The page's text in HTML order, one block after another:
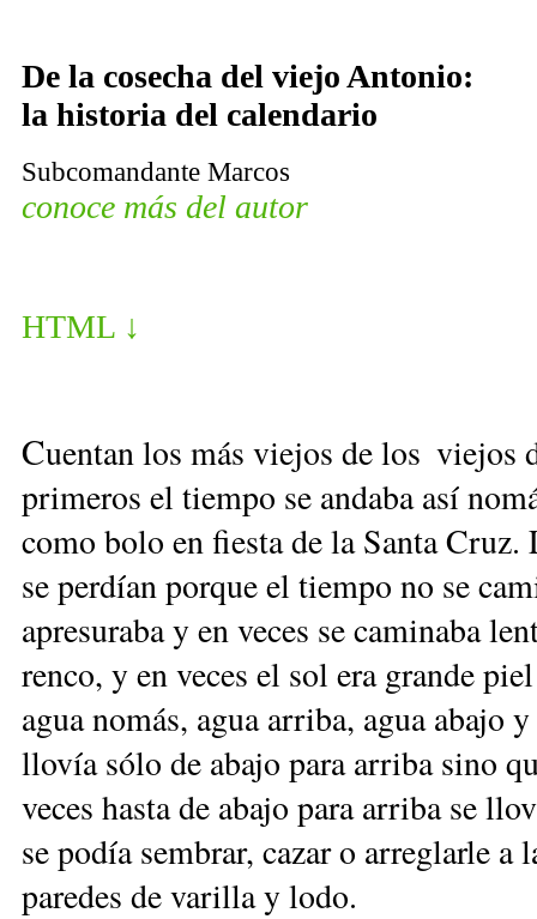
De la cosecha del viejo Antonio:
la historia del calendario
Subcomandante Marcos
conoce más del autor
HTML ↓
Cuentan los más viejos de los viejos
primeros el tiempo se andaba así
como bolo en fiesta de la Santa
se perdían porque el tiempo no se
apresuraba y en veces se caminaba
renco, y en veces el sol era grande
agua nomás, agua arriba, agua abajo
llovía sólo de abajo para arriba sino
veces hasta de abajo para arriba se
se podía sembrar, cazar o arreglarle a
paredes de varilla y lodo.